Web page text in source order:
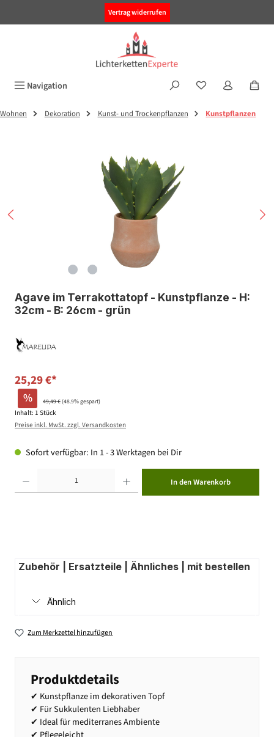
Vertrag widerrufen
Navigation
Wohnen Dekoration Kunst- und Trockenpflanzen Kunstpflanzen
Agave im Terrakottatopf - Kunstpflanze - H:
32cm - B: 26cm - grün
25,29 €*
% 49,49 €(48.9% gespart)
Inhalt: 1 Stück
Preise inkl. MwSt. zzgl. Versandkosten
Sofort verfügbar: In 1 - 3 Werktagen bei Dir
In den Warenkorb
Zubehör | Ersatzteile | Ähnliches | mit bestellen
Ähnlich
Zum Merkzettel hinzufügen
Produktdetails
✔ Kunstpflanze im dekorativen Topf
✔ Für Sukkulenten Liebhaber
✔ Ideal für mediterranes Ambiente